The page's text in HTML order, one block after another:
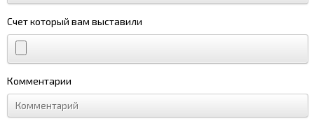
Счет который вам выставили
Комментарии